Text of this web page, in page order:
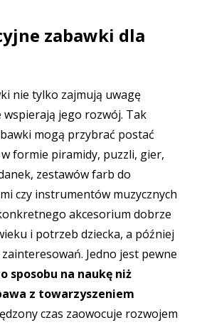
zabawki dla
nie tylko zajmują uwagę
wspierają jego rozwój. Tak
mogą przybrać postać
formie piramidy, puzzli, gier,
zestawów farb do
czy instrumentów muzycznych
akcesorium dobrze
i potrzeb dziecka, a później
Jedno jest pewne
sposobu na naukę niż
z towarzyszeniem
czas zaowocuje rozwojem